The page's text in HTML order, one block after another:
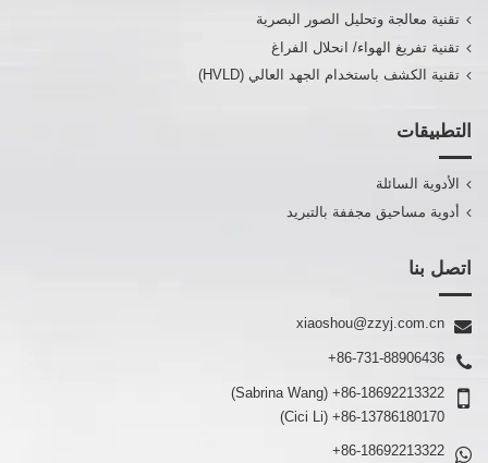
تقنية معالجة وتحليل الصور البصرية
تقنية تفريغ الهواء/ انحلال الفراغ
تقنية الكشف باستخدام الجهد العالي (HVLD)
التطبيقات
الأدوية السائلة
أدوية مساحيق مجففة بالتبريد
اتصل بنا
xiaoshou@zzyj.com.cn
+86-731-88906436
+86-18692213322
(Sabrina Wang)
+86-13786180170
(Cici Li)
+86-18692213322